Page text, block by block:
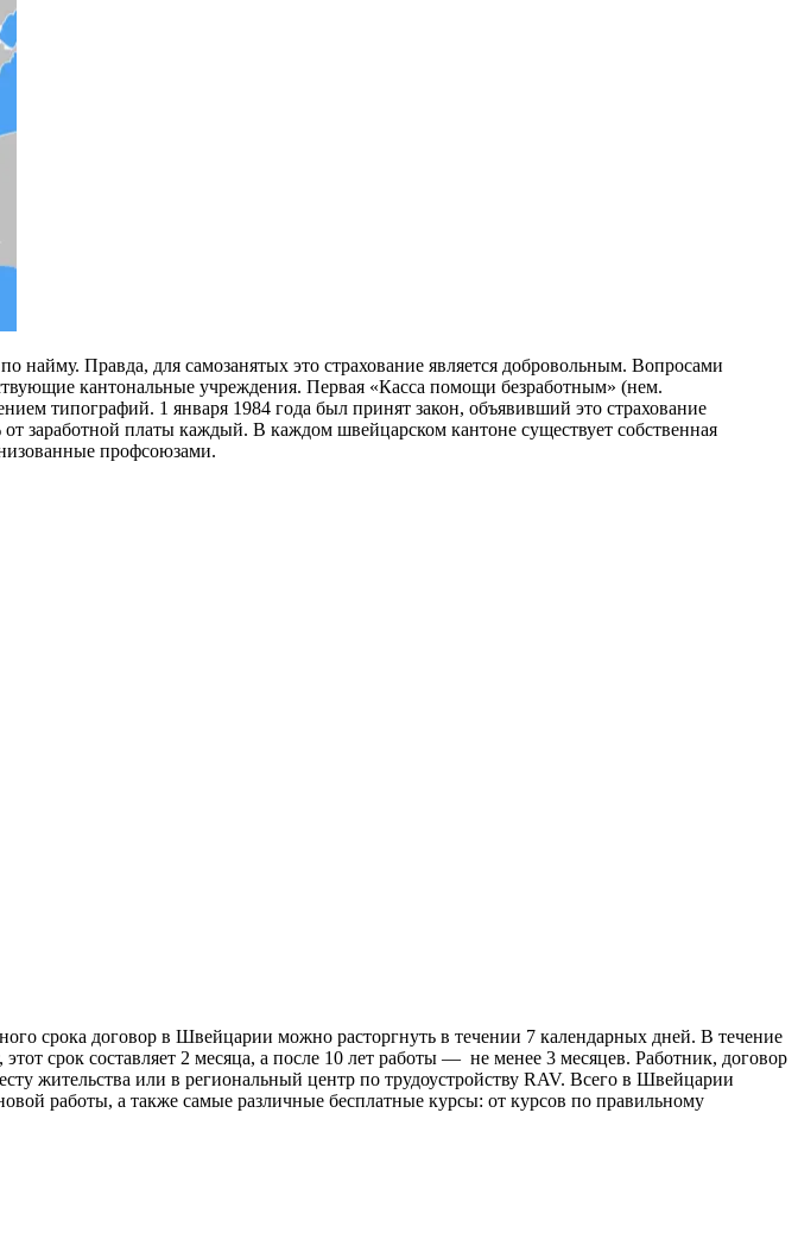
найму. Правда, для самозанятых это страхование является добровольным. Вопросами
кантональные учреждения. Первая «Касса помощи безработным» (нем.
типографий. 1 января 1984 года был принят закон, объявивший это страхование
заработной платы каждый. В каждом швейцарском кантоне существует собственная
профсоюзами.
срока договор в Швейцарии можно расторгнуть в течении 7 календарных дней. В течение
срок составляет 2 месяца, а после 10 лет работы — не менее 3 месяцев. Работник, договор
жительства или в региональный центр по трудоустройству RAV. Всего в Швейцарии
работы, а также самые различные бесплатные курсы: от курсов по правильному